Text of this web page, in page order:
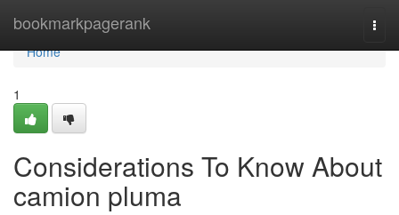
bookmarkpagerank
Home
Home
1
Considerations To Know About
camion pluma